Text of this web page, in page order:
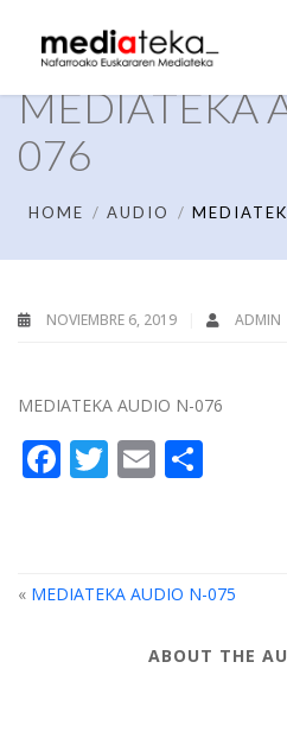
MEDIATEKA
076
HOME AUDIO
NOVIEMBRE 6, 2019 ADMIN
MEDIATEKA AUDIO N-076
Facebook
Twitter
Email
« MEDIATEKA AUDIO N-075
ABOUT THE